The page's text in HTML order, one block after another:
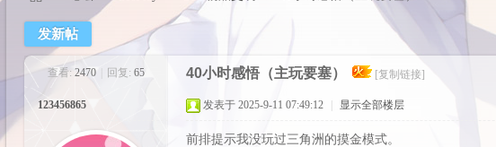
发新帖
查看: 2470 回复: 65 40小时感悟（主玩要塞） [复制链接]
123456865 发表于 2025-9-11 07:49:12 显示全部楼层
前排提示我没玩过三角洲的摸金模式。